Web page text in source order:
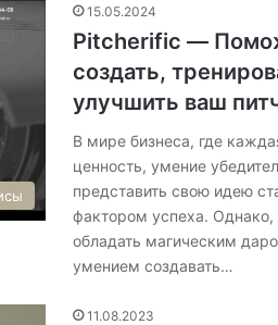
15.05.2024
Pitcherific —
создать,
улучшить ваш
В мире бизнеса, где
ценность, умение
представить свою идею
фактором успеха.
обладать магическим
умением создавать…
11.08.2023